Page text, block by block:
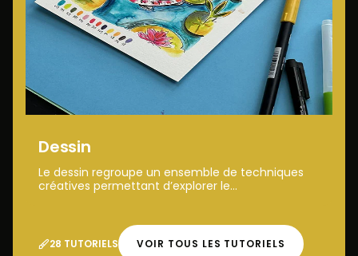
Dessin
Le dessin regroupe un ensemble de techniques
créatives permettant d’explorer le...
28 TUTORIELS VOIR TOUS LES TUTORIELS